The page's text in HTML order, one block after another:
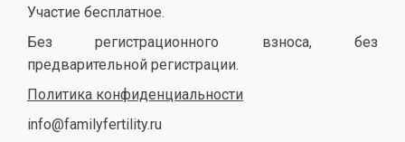
Участие бесплатное.
Без регистрационного взноса, без
предварительной регистрации.
Политика конфиденциальности
info@familyfertility.ru